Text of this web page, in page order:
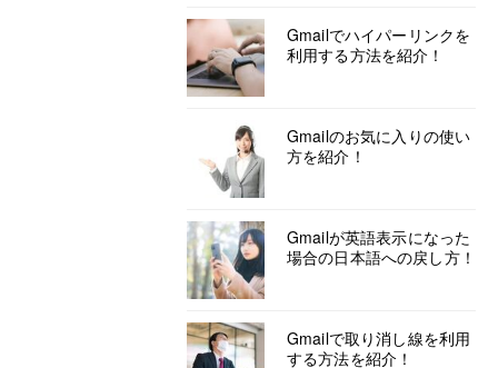
Gmailでハイパーリンクを
利用する方法を紹介！
Gmailのお気に入りの使い
方を紹介！
Gmailが英語表示になった
場合の日本語への戻し方！
Gmailで取り消し線を利用
する方法を紹介！